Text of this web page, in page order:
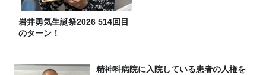
岩井勇気生誕祭2026 514回目
のターン！
精神科病院に入院している患者の人権を